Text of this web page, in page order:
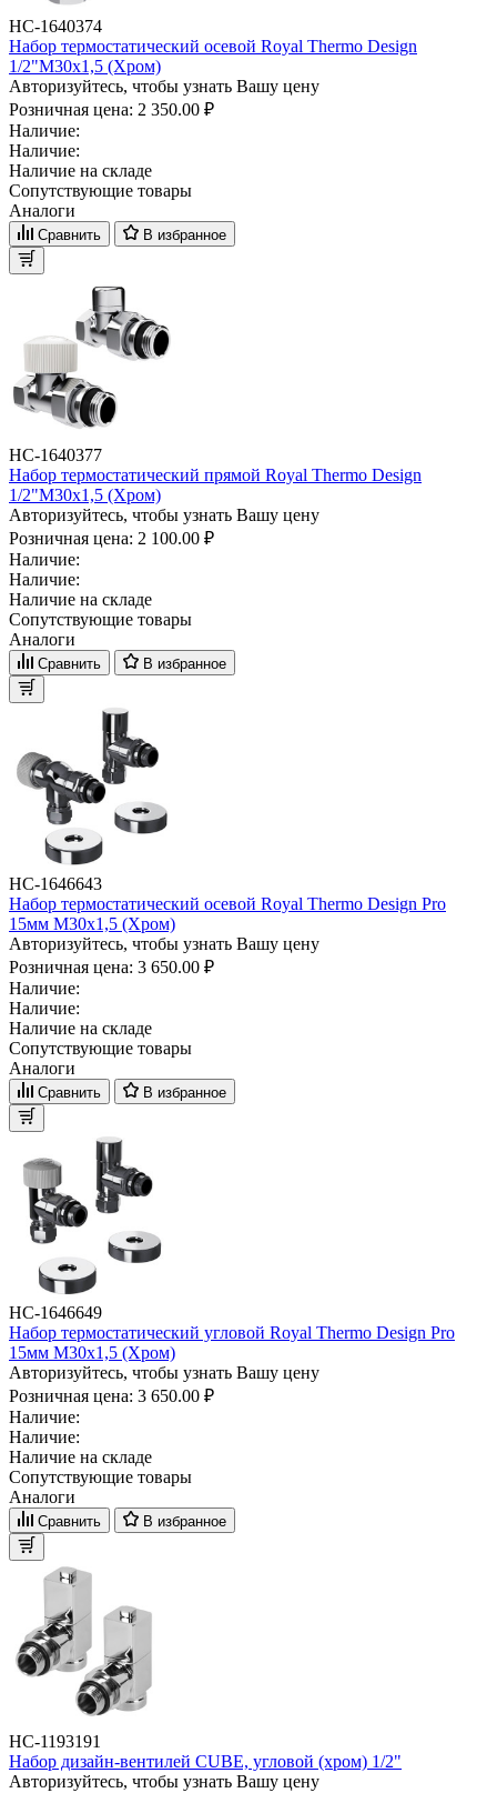
НС-1640374
Набор термостатический осевой Royal Thermo Design
1/2"М30х1,5 (Хром)
Авторизуйтесь, чтобы узнать Вашу цену
Розничная цена: 2 350.00 ₽
Наличие:
Наличие:
Наличие на складе
Сопутствующие товары
Аналоги
Сравнить В избранное
НС-1640377
Набор термостатический прямой Royal Thermo Design
1/2"М30х1,5 (Хром)
Авторизуйтесь, чтобы узнать Вашу цену
Розничная цена: 2 100.00 ₽
Наличие:
Наличие:
Наличие на складе
Сопутствующие товары
Аналоги
Сравнить В избранное
НС-1646643
Набор термостатический осевой Royal Thermo Design Pro
15мм М30х1,5 (Хром)
Авторизуйтесь, чтобы узнать Вашу цену
Розничная цена: 3 650.00 ₽
Наличие:
Наличие:
Наличие на складе
Сопутствующие товары
Аналоги
Сравнить В избранное
НС-1646649
Набор термостатический угловой Royal Thermo Design Pro
15мм М30х1,5 (Хром)
Авторизуйтесь, чтобы узнать Вашу цену
Розничная цена: 3 650.00 ₽
Наличие:
Наличие:
Наличие на складе
Сопутствующие товары
Аналоги
Сравнить В избранное
НС-1193191
Набор дизайн-вентилей CUBE, угловой (хром) 1/2"
Авторизуйтесь, чтобы узнать Вашу цену